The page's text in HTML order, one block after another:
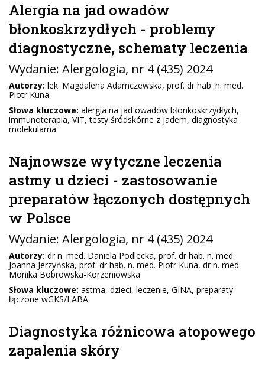
Alergia na jad owadów
błonkoskrzydłych - problemy
diagnostyczne, schematy leczenia
Wydanie: Alergologia, nr 4 (435) 2024
Autorzy: lek. Magdalena Adamczewska, prof. dr hab. n. med.
Piotr Kuna
Słowa kluczowe: alergia na jad owadów błonkoskrzydłych,
immunoterapia, VIT, testy śródskórne z jadem, diagnostyka
molekularna
Najnowsze wytyczne leczenia
astmy u dzieci - zastosowanie
preparatów łączonych dostępnych
w Polsce
Wydanie: Alergologia, nr 4 (435) 2024
Autorzy: dr n. med. Daniela Podlecka, prof. dr hab. n. med.
Joanna Jerzyńska, prof. dr hab. n. med. Piotr Kuna, dr n. med.
Monika Bobrowska-Korzeniowska
Słowa kluczowe: astma, dzieci, leczenie, GINA, preparaty
łączone wGKS/LABA
Diagnostyka różnicowa atopowego
zapalenia skóry